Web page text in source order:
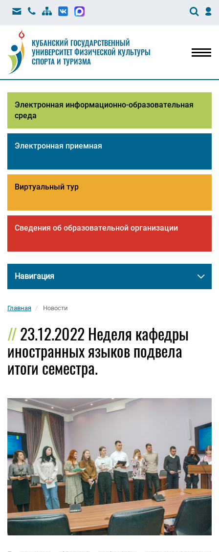
КУБАНСКИЙ ГОСУДАРСТВЕННЫЙ
УНИВЕРСИТЕТ ФИЗИЧЕСКОЙ КУЛЬТУРЫ
СПОРТА И ТУРИЗМА
Электронная информационно-образовательная
среда
Электронная приемная
Виртуальный тур
Сведения об образовательной организации
Навигация
Главная Новости
23.12.2022 Неделя кафедры
иностранных языков подвела
итоги семестра.